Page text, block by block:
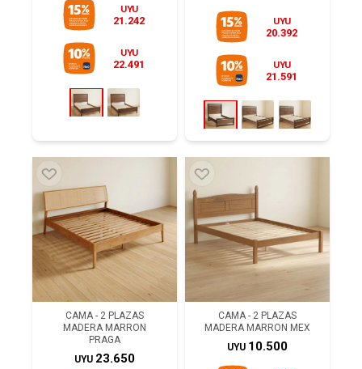
UYU
21.242
UYU
22.491
UYU
20.392
UYU
21.591
CAMA - 2 PLAZAS
MADERA MARRON
PRAGA
UYU 23.650
CAMA - 2 PLAZAS
MADERA MARRON MEX
UYU 10.500